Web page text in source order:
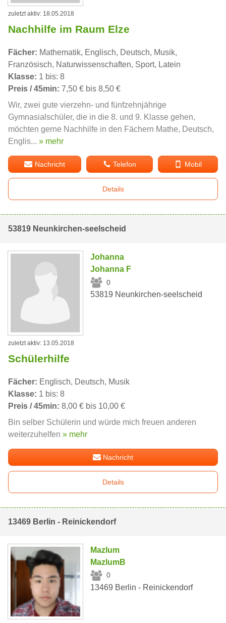
zuletzt aktiv: 18.05.2018
Nachhilfe im Raum Elze
Fächer: Mathematik, Englisch, Deutsch, Musik,
Französisch, Naturwissenschaften, Sport, Latein
Klasse: 1 bis: 8
Preis / 45min: 7,50 € bis 8,50 €
Wir, zwei gute vierzehn- und fünfzehnjährige
Gymnasialschüler, die in die 8. und 9. Klasse gehen,
möchten gerne Nachhilfe in den Fächern Mathe, Deutsch,
Englis... » mehr
Nachricht Telefon Mobil
Details
53819 Neunkirchen-seelscheid
Johanna
Johanna F
0
53819 Neunkirchen-seelscheid
zuletzt aktiv: 13.05.2018
Schülerhilfe
Fächer: Englisch, Deutsch, Musik
Klasse: 1 bis: 8
Preis / 45min: 8,00 € bis 10,00 €
Bin selber Schülerin und würde mich freuen anderen
weiterzuhelfen » mehr
Nachricht
Details
13469 Berlin - Reinickendorf
Mazlum
MazlumB
0
13469 Berlin - Reinickendorf